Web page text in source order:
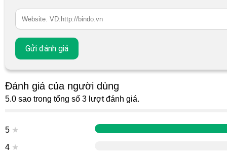
Đánh giá của người dùng
5.0 sao trong tổng số 3 lượt đánh giá.
5 ★
4 ★